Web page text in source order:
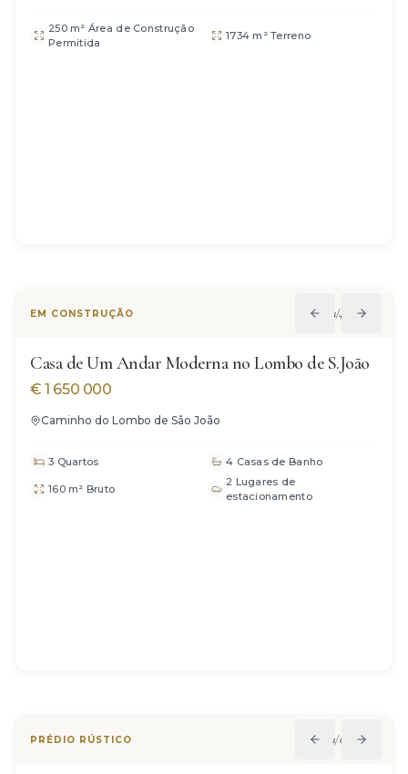
250 m² Área de Construção
Permitida
1734 m² Terreno
EM CONSTRUÇÃO 1/4
Casa de Um Andar Moderna no Lombo de S.João
€1 650 000
Caminho do Lombo de São João
3 Quartos 4 Casas de Banho
160 m² Bruto
2 Lugares de
estacionamento
PRÉDIO RÚSTICO 1/6